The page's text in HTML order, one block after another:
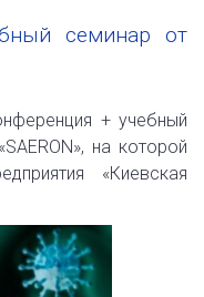
семинар от
+ учебный
на которой
«Киевская